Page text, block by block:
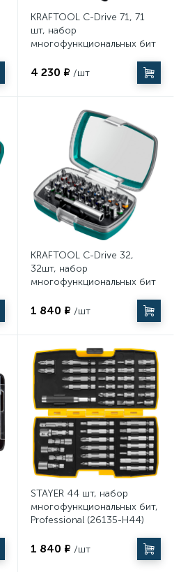
KRAFTOOL C-Drive 71, 71
шт, набор
многофункциональных бит
4 230 ₽ /шт
KRAFTOOL C-Drive 32,
32шт, набор
многофункциональных бит
1 840 ₽ /шт
STAYER 44 шт, набор
многофункциональных бит,
Professional (26135-H44)
1 840 ₽ /шт